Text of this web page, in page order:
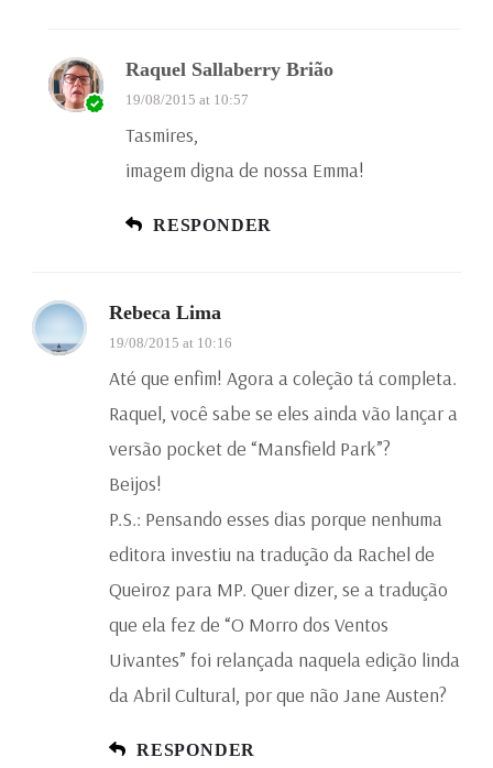
Raquel Sallaberry Brião
19/08/2015 at 10:57
Tasmires,
imagem digna de nossa Emma!
RESPONDER
Rebeca Lima
19/08/2015 at 10:16
Até que enfim! Agora a coleção tá completa.
Raquel, você sabe se eles ainda vão lançar a
versão pocket de “Mansfield Park”?
Beijos!
P.S.: Pensando esses dias porque nenhuma
editora investiu na tradução da Rachel de
Queiroz para MP. Quer dizer, se a tradução
que ela fez de “O Morro dos Ventos
Uivantes” foi relançada naquela edição linda
da Abril Cultural, por que não Jane Austen?
RESPONDER